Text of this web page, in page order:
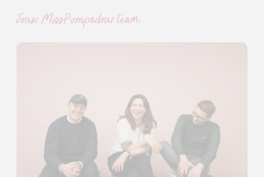
Jouw MissPompadour team